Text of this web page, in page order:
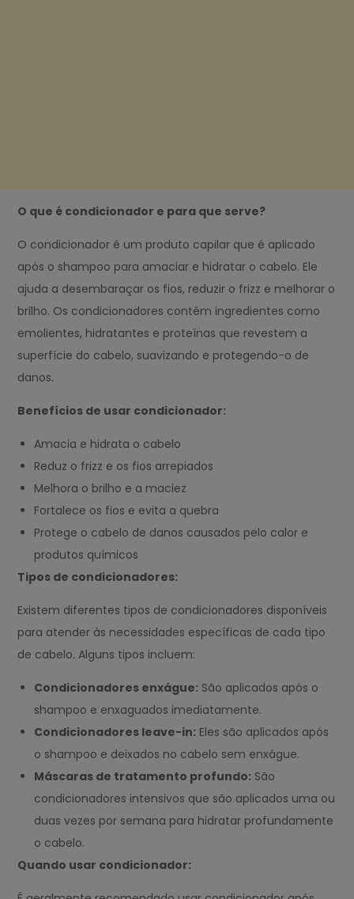
O que é condicionador e para que serve?
O condicionador é um produto capilar que é aplicado
após o shampoo para amaciar e hidratar o cabelo. Ele
ajuda a desembaraçar os fios, reduzir o frizz e melhorar o
brilho. Os condicionadores contêm ingredientes como
emolientes, hidratantes e proteínas que revestem a
superfície do cabelo, suavizando e protegendo-o de
danos.
Benefícios de usar condicionador:
Amacia e hidrata o cabelo
Reduz o frizz e os fios arrepiados
Melhora o brilho e a maciez
Fortalece os fios e evita a quebra
Protege o cabelo de danos causados ​​pelo calor e
produtos químicos
Tipos de condicionadores:
Existem diferentes tipos de condicionadores disponíveis
para atender às necessidades específicas de cada tipo
de cabelo. Alguns tipos incluem:
Condicionadores enxágue: São aplicados após o
shampoo e enxaguados imediatamente.
Condicionadores leave-in: Eles são aplicados após
o shampoo e deixados no cabelo sem enxágue.
Máscaras de tratamento profundo: São
condicionadores intensivos que são aplicados uma ou
duas vezes por semana para hidratar profundamente
o cabelo.
Quando usar condicionador: